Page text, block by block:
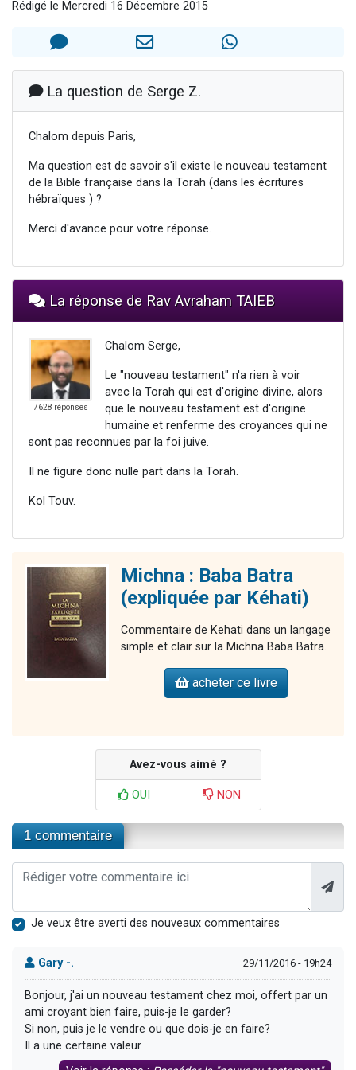
Il reste 49 places pour étudier en groupe sur Zoom
12 nouvelles musiques dans Torah-Box Music
2 personnes viennent de nous rejoindre sur WhatsApp
Rédigé le Mercredi 16 Décembre 2015
La question de Serge Z.
Chalom depuis Paris,
Ma question est de savoir s'il existe le nouveau testament
de la Bible française dans la Torah (dans les écritures
hébraïques ) ?
Merci d'avance pour votre réponse.
La réponse de Rav Avraham TAIEB
7628 réponses
Chalom Serge,
Le "nouveau testament" n'a rien à voir
avec la Torah qui est d'origine divine, alors
que le nouveau testament est d'origine
humaine et renferme des croyances qui ne
sont pas reconnues par la foi juive.
Il ne figure donc nulle part dans la Torah.
Kol Touv.
Michna : Baba Batra
(expliquée par Kéhati)
Commentaire de Kehati dans un langage
simple et clair sur la Michna Baba Batra.
acheter ce livre
Avez-vous aimé ?
OUI NON
1 commentaire
Je veux être averti des nouveaux commentaires
Gary -. 29/11/2016 - 19h24
Bonjour, j'ai un nouveau testament chez moi, offert par un
ami croyant bien faire, puis-je le garder?
Si non, puis je le vendre ou que dois-je en faire?
Il a une certaine valeur